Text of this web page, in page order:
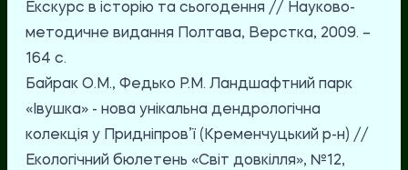
Екскурс в історію та сьогодення // Науково-
методичне видання Полтава, Верстка, 2009. –
164 с.
Байрак О.М., Федько Р.М. Ландшафтний парк
«Івушка» - нова унікальна дендрологічна
колекція у Придніпров’ї (Кременчуцький р-н) //
Екологічний бюлетень «Світ довкілля», №12,